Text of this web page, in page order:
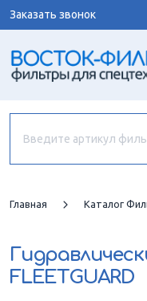
Заказать звонок
Главная Каталог
FLEETGUARD